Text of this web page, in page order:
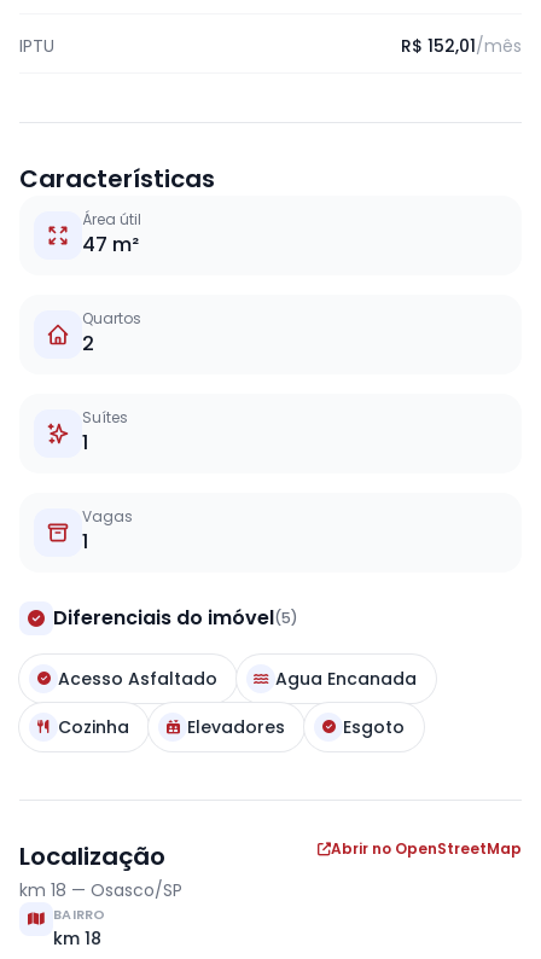
IPTU R$ 152,01/mês
Características
Área útil
47 m²
Quartos
2
Suítes
1
Vagas
1
Diferenciais do imóvel(5)
Acesso Asfaltado
Agua Encanada
Cozinha
Elevadores Esgoto
Localização
km 18 — Osasco/SP
Abrir no OpenStreetMap
BAIRRO
km 18